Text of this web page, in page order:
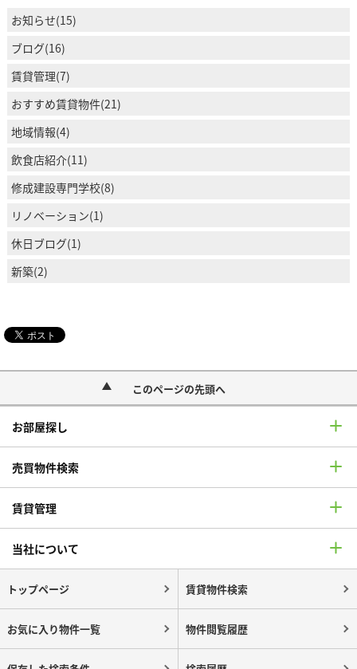
お知らせ(15)
ブログ(16)
賃貸管理(7)
おすすめ賃貸物件(21)
地域情報(4)
飲食店紹介(11)
修成建設専門学校(8)
リノベーション(1)
休日ブログ(1)
新築(2)
このページの先頭へ
お部屋探し
売買物件検索
賃貸管理
当社について
トップページ 賃貸物件検索
お気に入り物件一覧 物件閲覧履歴